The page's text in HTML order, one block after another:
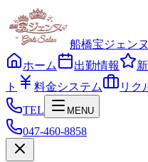
船橋宝ジェンヌ
ホーム
出勤情報
ト
料金システム リク
TEL
MENU
047-460-8858